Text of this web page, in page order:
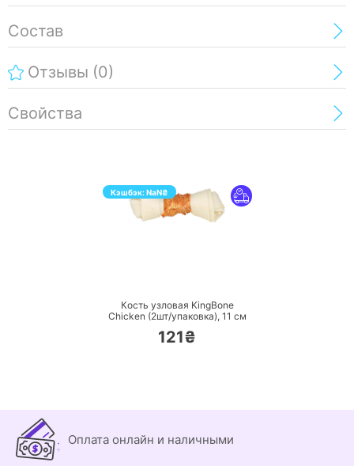
Состав
Отзывы (0)
Свойства
Кэшбэк:NaN₴
Кость узловая KingBone
Chicken (2шт/упаковка), 11 см
121₴
Оплата онлайн и наличными